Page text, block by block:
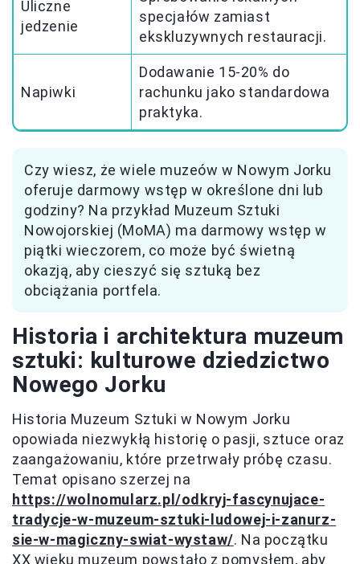
Uliczne
jedzenie
specjałów zamiast
ekskluzywnych restauracji.
Napiwki
Dodawanie 15-20% do
rachunku jako standardowa
praktyka.
Czy wiesz, że wiele muzeów w Nowym Jorku
oferuje darmowy wstęp w określone dni lub
godziny? Na przykład Muzeum Sztuki
Nowojorskiej (MoMA) ma darmowy wstęp w
piątki wieczorem, co może być świetną
okazją, aby cieszyć się sztuką bez
obciążania portfela.
Historia i architektura muzeum
sztuki: kulturowe dziedzictwo
Nowego Jorku
Historia Muzeum Sztuki w Nowym Jorku
opowiada niezwykłą historię o pasji, sztuce oraz
zaangażowaniu, które przetrwały próbę czasu.
Temat opisano szerzej na
https://wolnomularz.pl/odkryj-fascynujace-
tradycje-w-muzeum-sztuki-ludowej-i-zanurz-
sie-w-magiczny-swiat-wystaw/. Na początku
XX wieku muzeum powstało z pomysłem, aby